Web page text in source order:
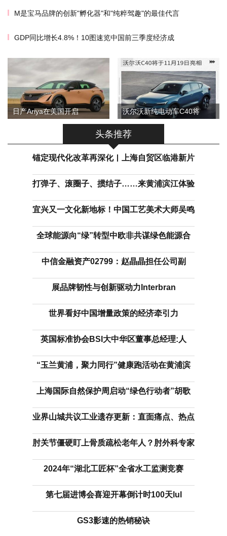
M是宝马品牌的创新"孵化器"和"纯粹驾趣"的最佳代言
GDP同比增长4.8%！10图速览中国前三季度经济成
日产Ariya在美国开启 沃尔沃新纯电动车C40将
头条推荐
锚定现代化改革再深化丨上海自贸区临港新片
打弹子、滚圈子、掼结子……来黄浦滨江体验
宜兴又一文化新地标！中国工艺美术大师吴鸣
全球能源向“绿”转型中欧非共谋绿色能源合
中信金融资产02799：赵晶晶担任公司副
展品牌韧性与创新驱动力Interbran
世界看好中国增量政策的经济牵引力
英国标准协会BSI大中华区董事总经理:人
“玉兰黄浦，聚力同行”健康跑活动在黄浦滨
上海国际自然保护周启动“绿色行动者”胡歌
业界山城共议工业遗存更新：直面痛点、热点
肘关节僵硬盯上骨质疏松老年人？肘外科专家
2024年“湖北工匠杯”全省水工监测竞赛
第七届进博会喜迎开幕倒计时100天lul
GS3影速的热销秘诀